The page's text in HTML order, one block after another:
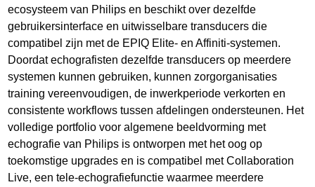
ecosysteem van Philips en beschikt over dezelfde
gebruikersinterface en uitwisselbare transducers die
compatibel zijn met de EPIQ Elite- en Affiniti-systemen.
Doordat echografisten dezelfde transducers op meerdere
systemen kunnen gebruiken, kunnen zorgorganisaties
training vereenvoudigen, de inwerkperiode verkorten en
consistente workflows tussen afdelingen ondersteunen. Het
volledige portfolio voor algemene beeldvorming met
echografie van Philips is ontworpen met het oog op
toekomstige upgrades en is compatibel met Collaboration
Live, een tele-echografiefunctie waarmee meerdere